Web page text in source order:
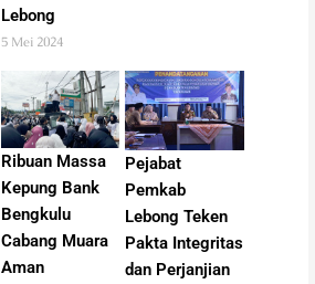
Lebong
5 Mei 2024
Ribuan Massa
Kepung Bank
Bengkulu
Cabang Muara
Aman
Pejabat
Pemkab
Lebong Teken
Pakta Integritas
dan Perjanjian